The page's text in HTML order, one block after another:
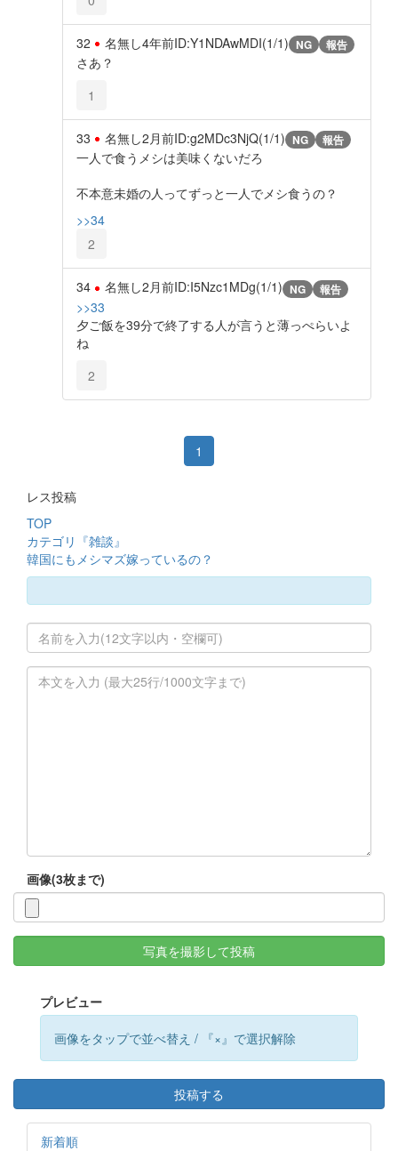
32 名無し4年前ID:Y1NDAwMDI(1/1) NG 報告
さあ？
1
33 名無し2月前ID:g2MDc3NjQ(1/1) NG 報告
一人で食うメシは美味くないだろ
不本意未婚の人ってずっと一人でメシ食うの？
>>34
2
34 名無し2月前ID:I5Nzc1MDg(1/1) NG 報告
>>33
夕ご飯を39分で終了する人が言うと薄っぺらいよ
ね
2
1
レス投稿
TOP
カテゴリ『雑談』
韓国にもメシマズ嫁っているの？
画像(3枚まで)
写真を撮影して投稿
プレビュー
画像をタップで並べ替え / 『×』で選択解除
投稿する
新着順